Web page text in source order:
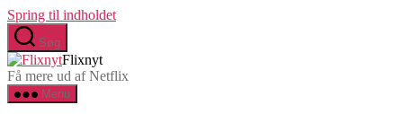
Spring til indholdet
Søg
Flixnyt
Få mere ud af Netflix
Menu